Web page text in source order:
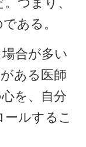
ある。
合が多い
ある医師
を、自分
ルするこ